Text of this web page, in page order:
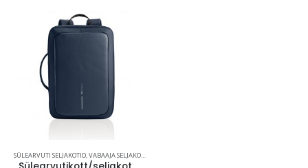
SÜLEARVUTI SELJAKOTID,VABAAJA SELJAKOTID